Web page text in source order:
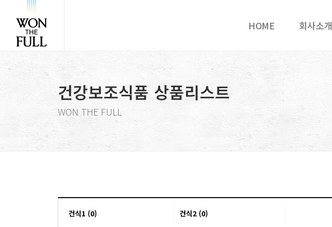
HOME 회사소개
건강보조식품 상품리스트
WON THE FULL
건식1 (0) 건식2 (0)